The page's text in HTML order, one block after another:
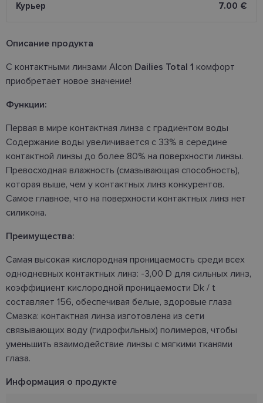
Oписание продукта
С контактными линзами Alcon Dailies Total 1 комфорт
приобретает новое значение!
Функции:
Первая в мире контактная линза с градиентом воды
Содержание воды увеличивается с 33% в середине
контактной линзы до более 80% на поверхности линзы.
Превосходная влажность (смазывающая способность),
которая выше, чем у контактных линз конкурентов.
Самое главное, что на поверхности контактных линз нет
силикона.
Преимущества:
Самая высокая кислородная проницаемость среди всех
однодневных контактных линз: -3,00 D для сильных линз,
коэффициент кислородной проницаемости Dk / t
составляет 156, обеспечивая белые, здоровые глаза
Смазка: контактная линза изготовлена ​​из сети
связывающих воду (гидрофильных) полимеров, чтобы
уменьшить взаимодействие линзы с мягкими тканями
глаза.
Информация о продукте
Курьер
7.00 €